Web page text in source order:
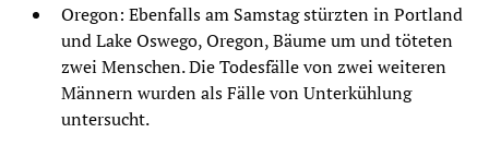
Oregon: Ebenfalls am Samstag stürzten in Portland
und Lake Oswego, Oregon, Bäume um und töteten
zwei Menschen. Die Todesfälle von zwei weiteren
Männern wurden als Fälle von Unterkühlung
untersucht.